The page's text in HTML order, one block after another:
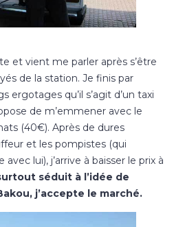
et vient me parler après s’être
de la station. Je finis par
ergotages qu’il s’agit d’un taxi
de m’emmener avec le
(40€). Après de dures
et les pompistes (qui
lui), j’arrive à baisser le prix à
séduit à l’idée de
j’accepte le marché.